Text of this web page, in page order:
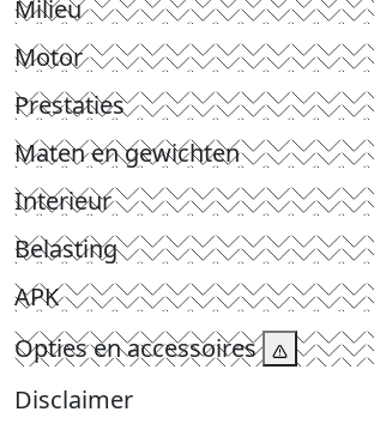
Milieu
Motor
Prestaties
Maten en gewichten
Interieur
Belasting
APK
Opties en accessoires
Disclaimer